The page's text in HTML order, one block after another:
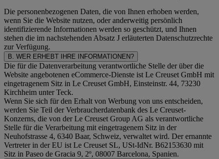
Die personenbezogenen Daten, die von Ihnen erhoben werden,
wenn Sie die Website nutzen, oder anderweitig persönlich
identifizierende Informationen werden so geschützt, und Ihnen
stehen die im nachstehenden Absatz J erläuterten Datenschutzrechte
zur Verfügung.
B. WER ERHEBT IHRE INFORMATIONEN?
Die für die Datenverarbeitung verantwortliche Stelle der über die
Website angebotenen eCommerce-Dienste ist Le Creuset GmbH mit
eingetragenem Sitz in Le Creuset GmbH, Einsteinstr. 44, 73230
Kirchheim unter Teck.
Wenn Sie sich für den Erhalt von Werbung von uns entscheiden,
werden Sie Teil der Verbraucherdatenbank des Le Creuset-
Konzerns, die von der Le Creuset Group AG als verantwortliche
Stelle für die Verarbeitung mit eingetragenem Sitz in der
Neuhofstrasse 4, 6340 Baar, Schweiz, verwaltet wird. Der ernannte
Vertreter in der EU ist Le Creuset SL, USt-IdNr. B62153630 mit
Sitz in Paseo de Gracia 9, 2º, 08007 Barcelona, Spanien.